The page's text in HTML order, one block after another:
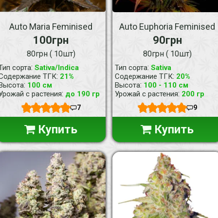
Auto Maria Feminised
100грн
80грн ( 10шт)
сорта: Sativa/Indica
ТГК: 21%
: 100 см
с растения: до 190 гр
7
Купить
Auto Euphoria Feminised
90грн
80грн ( 10шт)
Тип сорта: Sativa
Содержание ТГК: 20%
Высота: 100 - 110 см
Урожай с растения: 200 гр
9
Купить